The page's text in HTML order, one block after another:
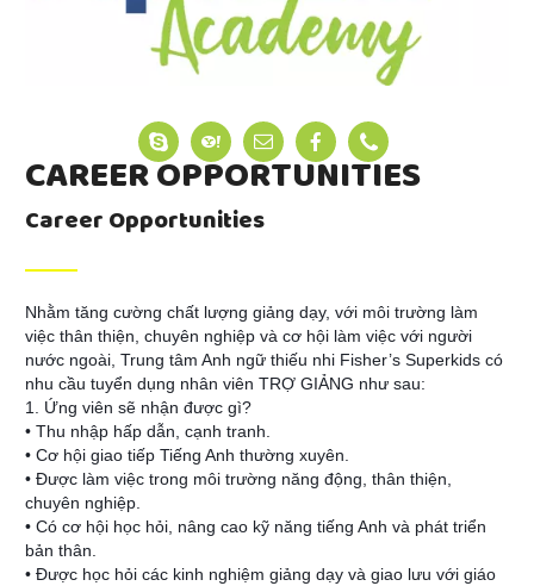
CAREER OPPORTUNITIES
Career Opportunities
Nhằm tăng cường chất lượng giảng dạy, với môi trường làm
việc thân thiện, chuyên nghiệp và cơ hội làm việc với người
nước ngoài, Trung tâm Anh ngữ thiếu nhi Fisher’s Superkids có
nhu cầu tuyển dụng nhân viên TRỢ GIẢNG như sau:
1. Ứng viên sẽ nhận được gì?
• Thu nhập hấp dẫn, cạnh tranh.
• Cơ hội giao tiếp Tiếng Anh thường xuyên.
• Được làm việc trong môi trường năng động, thân thiện,
chuyên nghiệp.
• Có cơ hội học hỏi, nâng cao kỹ năng tiếng Anh và phát triển
bản thân.
• Được học hỏi các kinh nghiệm giảng dạy và giao lưu với giáo